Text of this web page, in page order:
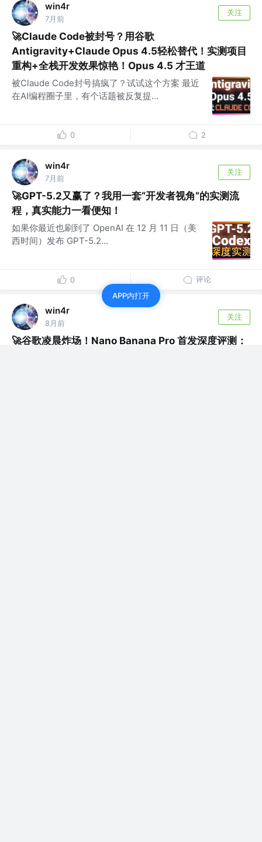
win4r
7月前
关注
🚀Claude Code被封号？用谷歌
Antigravity+Claude Opus 4.5轻松替代！实测项目
重构+全栈开发效果惊艳！Opus 4.5 才王道
被Claude Code封号搞疯了？试试这个方案 最近
在AI编程圈子里，有个话题被反复提...
0 2
win4r
7月前
关注
🚀GPT-5.2又赢了？我用一套“开发者视角”的实测流
程，真实能力一看便知！
如果你最近也刷到了 OpenAI 在 12 月 11 日（美
西时间）发布 GPT-5.2...
0 评论
win4r
8月前
关注
🚀谷歌凌晨炸场！Nano Banana Pro 首发深度评测：
APP内打开